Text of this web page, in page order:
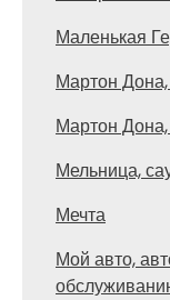
Маленькая
Мартон
Мартон
Мельница,
Мечта
Мой авто,